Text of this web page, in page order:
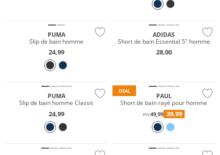
PUMA
Slip de bain homme
24,99
ADIDAS
Short de bain Essential 5" homme
28,00
PUMA
Slip de bain homme Classic
24,99
DEAL
PAUL
Short de bain rayé pour homme
PPC49,99 39,99